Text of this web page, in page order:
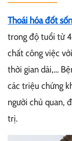
Thoái hóa đốt
trong độ tuổi từ
chất công việc
thời gian dài,…
các triệu chứng
người chủ quan,
trị.